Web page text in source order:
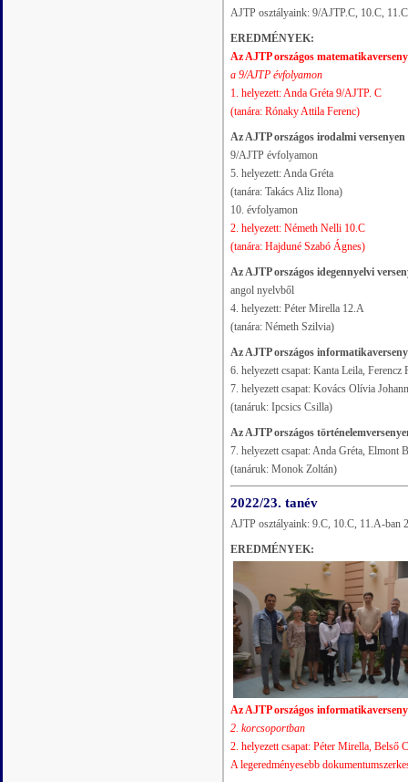
AJTP osztályaink: 9/AJTP.C, 10.C,
EREDMÉNYEK:
Az AJTP országos
a 9/AJTP évfolyamon
1. helyezett: Anda Gréta 9/AJTP. C
(tanára: Rónaky Attila Ferenc)
Az AJTP országos irodalmi versenyen
9/AJTP évfolyamon
5. helyezett: Anda Gréta
(tanára: Takács Aliz Ilona)
10. évfolyamon
2. helyezett: Németh Nelli 10.C
(tanára: Hajduné Szabó Ágnes)
Az AJTP országos idegennyelvi
angol nyelvből
4. helyezett: Péter Mirella 12.A
(tanára: Németh Szilvia)
Az AJTP országos
6. helyezett csapat: Kanta Leila,
7. helyezett csapat: Kovács Olívia
(tanáruk: Ipcsics Csilla)
Az AJTP országos
7. helyezett csapat: Anda Gréta, Elmont
(tanáruk: Monok Zoltán)
2022/23. tanév
AJTP osztályaink: 9.C, 10.C, 11.A-ban
EREDMÉNYEK:
Az AJTP országos
2. korcsoportban
2. helyezett csapat: Péter Mirella, Belső
A legeredményesebb